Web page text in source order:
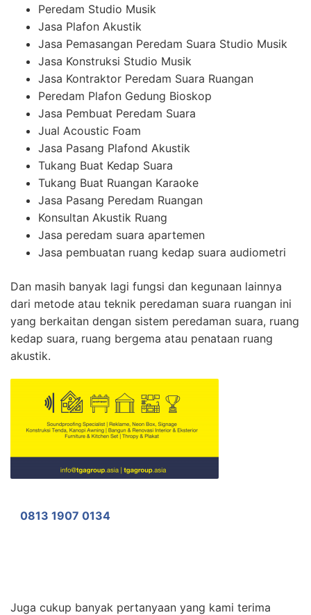
Peredam Studio Musik
Jasa Plafon Akustik
Jasa Pemasangan Peredam Suara Studio Musik
Jasa Konstruksi Studio Musik
Jasa Kontraktor Peredam Suara Ruangan
Peredam Plafon Gedung Bioskop
Jasa Pembuat Peredam Suara
Jual Acoustic Foam
Jasa Pasang Plafond Akustik
Tukang Buat Kedap Suara
Tukang Buat Ruangan Karaoke
Jasa Pasang Peredam Ruangan
Konsultan Akustik Ruang
Jasa peredam suara apartemen
Jasa pembuatan ruang kedap suara audiometri
Dan masih banyak lagi fungsi dan kegunaan lainnya
dari metode atau teknik peredaman suara ruangan ini
yang berkaitan dengan sistem peredaman suara, ruang
kedap suara, ruang bergema atau penataan ruang
akustik.
0813 1907 0134
Juga cukup banyak pertanyaan yang kami terima